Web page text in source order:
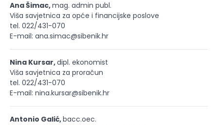
Ana Šimac,mag. admin publ.
Viša savjetnica za opće i financijske poslove
tel. 022/431-070
E-mail: ana.simac@sibenik.hr
Nina Kursar,dipl. ekonomist
Viša savjetnica za proračun
tel. 022/431-070
E-mail: nina.kursar@sibenik.hr
Antonio Galić,bacc.oec.